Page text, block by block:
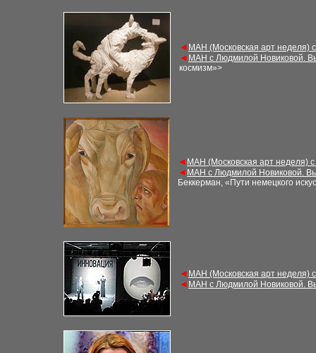
◄ МАН (Московская арт неделя)
◄ МАН с Людмилой Новиковой.
космизм»>
◄ МАН (Московская арт неделя)
◄ МАН с Людмилой Новиковой.
Беккерман, «Пути немецкого
◄ МАН (Московская арт неделя)
◄ МАН с Людмилой Новиковой.